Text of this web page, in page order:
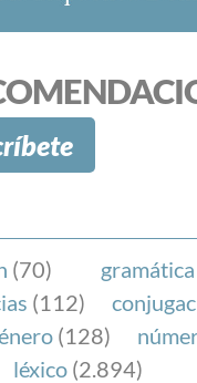
(70) gramática
(112)
(128)
léxico (2.894)